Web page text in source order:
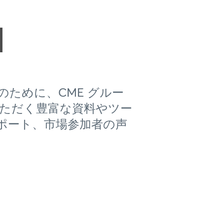
ために、CME グルー
だく豊富な資料やツー
ート、市場参加者の声